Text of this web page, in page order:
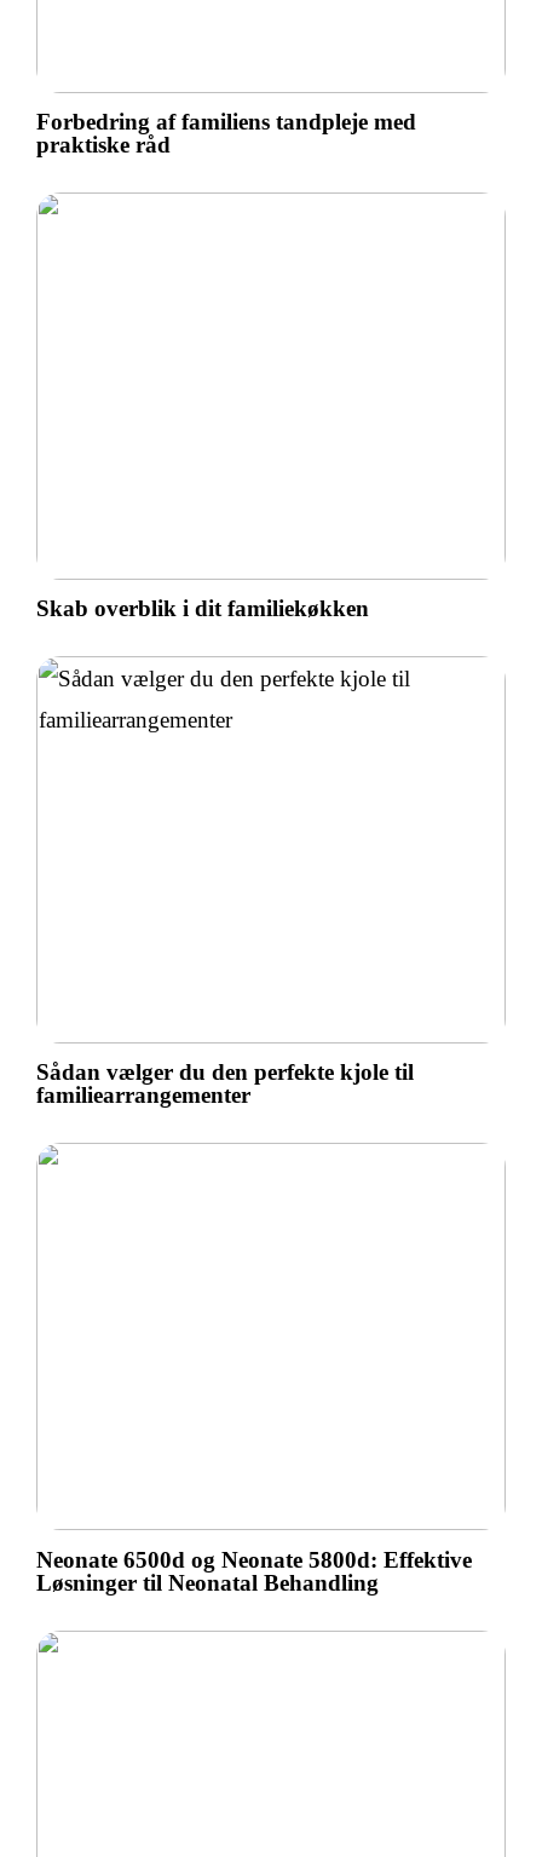
Forbedring af familiens tandpleje med
praktiske råd
Skab overblik i dit familiekøkken
Sådan vælger du den perfekte kjole til
familiearrangementer
Neonate 6500d og Neonate 5800d: Effektive
Løsninger til Neonatal Behandling